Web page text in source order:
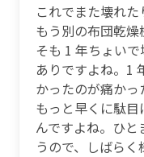
これでまた壊れ
もう別の布団乾
そも 1 年ちょい
ありですよね。1
かったのが痛かっ
もっと早くに駄
んですよね。ひ
うので、しばらく